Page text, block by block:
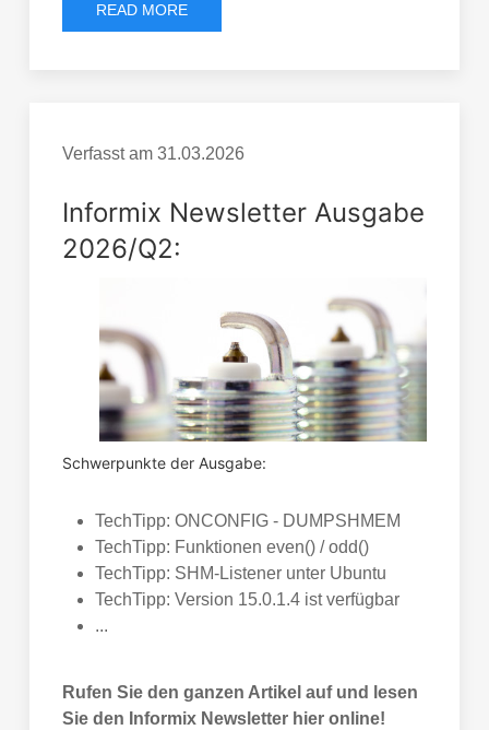
READ MORE
Verfasst am 31.03.2026
Informix Newsletter Ausgabe
2026/Q2:
Schwerpunkte der Ausgabe:
TechTipp: ONCONFIG - DUMPSHMEM
TechTipp: Funktionen even() / odd()
TechTipp: SHM-Listener unter Ubuntu
TechTipp: Version 15.0.1.4 ist verfügbar
...
Rufen Sie den ganzen Artikel auf und lesen
Sie den Informix Newsletter hier online!